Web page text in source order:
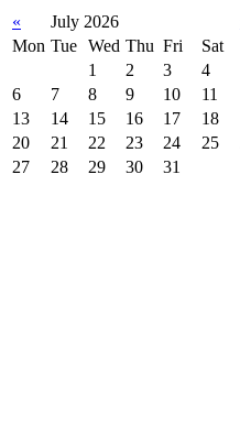
« July 2026
Mon Tue Wed Thu Fri Sat
1
2 3 4
6
7 8 9 10 11
13
14 15 16 17 18
20
21 22 23 24 25
27
28 29 30 31